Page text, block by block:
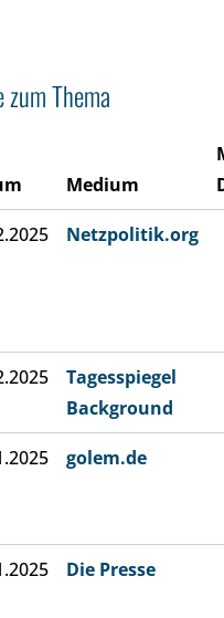
Thema
Medium
Netzpolitik.org
Tagesspiegel
Background
golem.de
Die Presse